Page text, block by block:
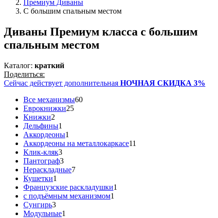
Премиум Диваны
С большим спальным местом
Диваны Премиум класса с большим
спальным местом
Каталог: краткий
Поделиться:
Сейчас действует дополнительная НОЧНАЯ СКИДКА 3%
Все механизмы60
Еврокнижки25
Книжки2
Дельфины1
Аккордеоны1
Аккордеоны на металлокаркасе11
Клик-кляк3
Пантограф3
Нераскладные7
Кушетки1
Французские раскладушки1
с подъёмным механизмом1
Сунгирь3
Модульные1